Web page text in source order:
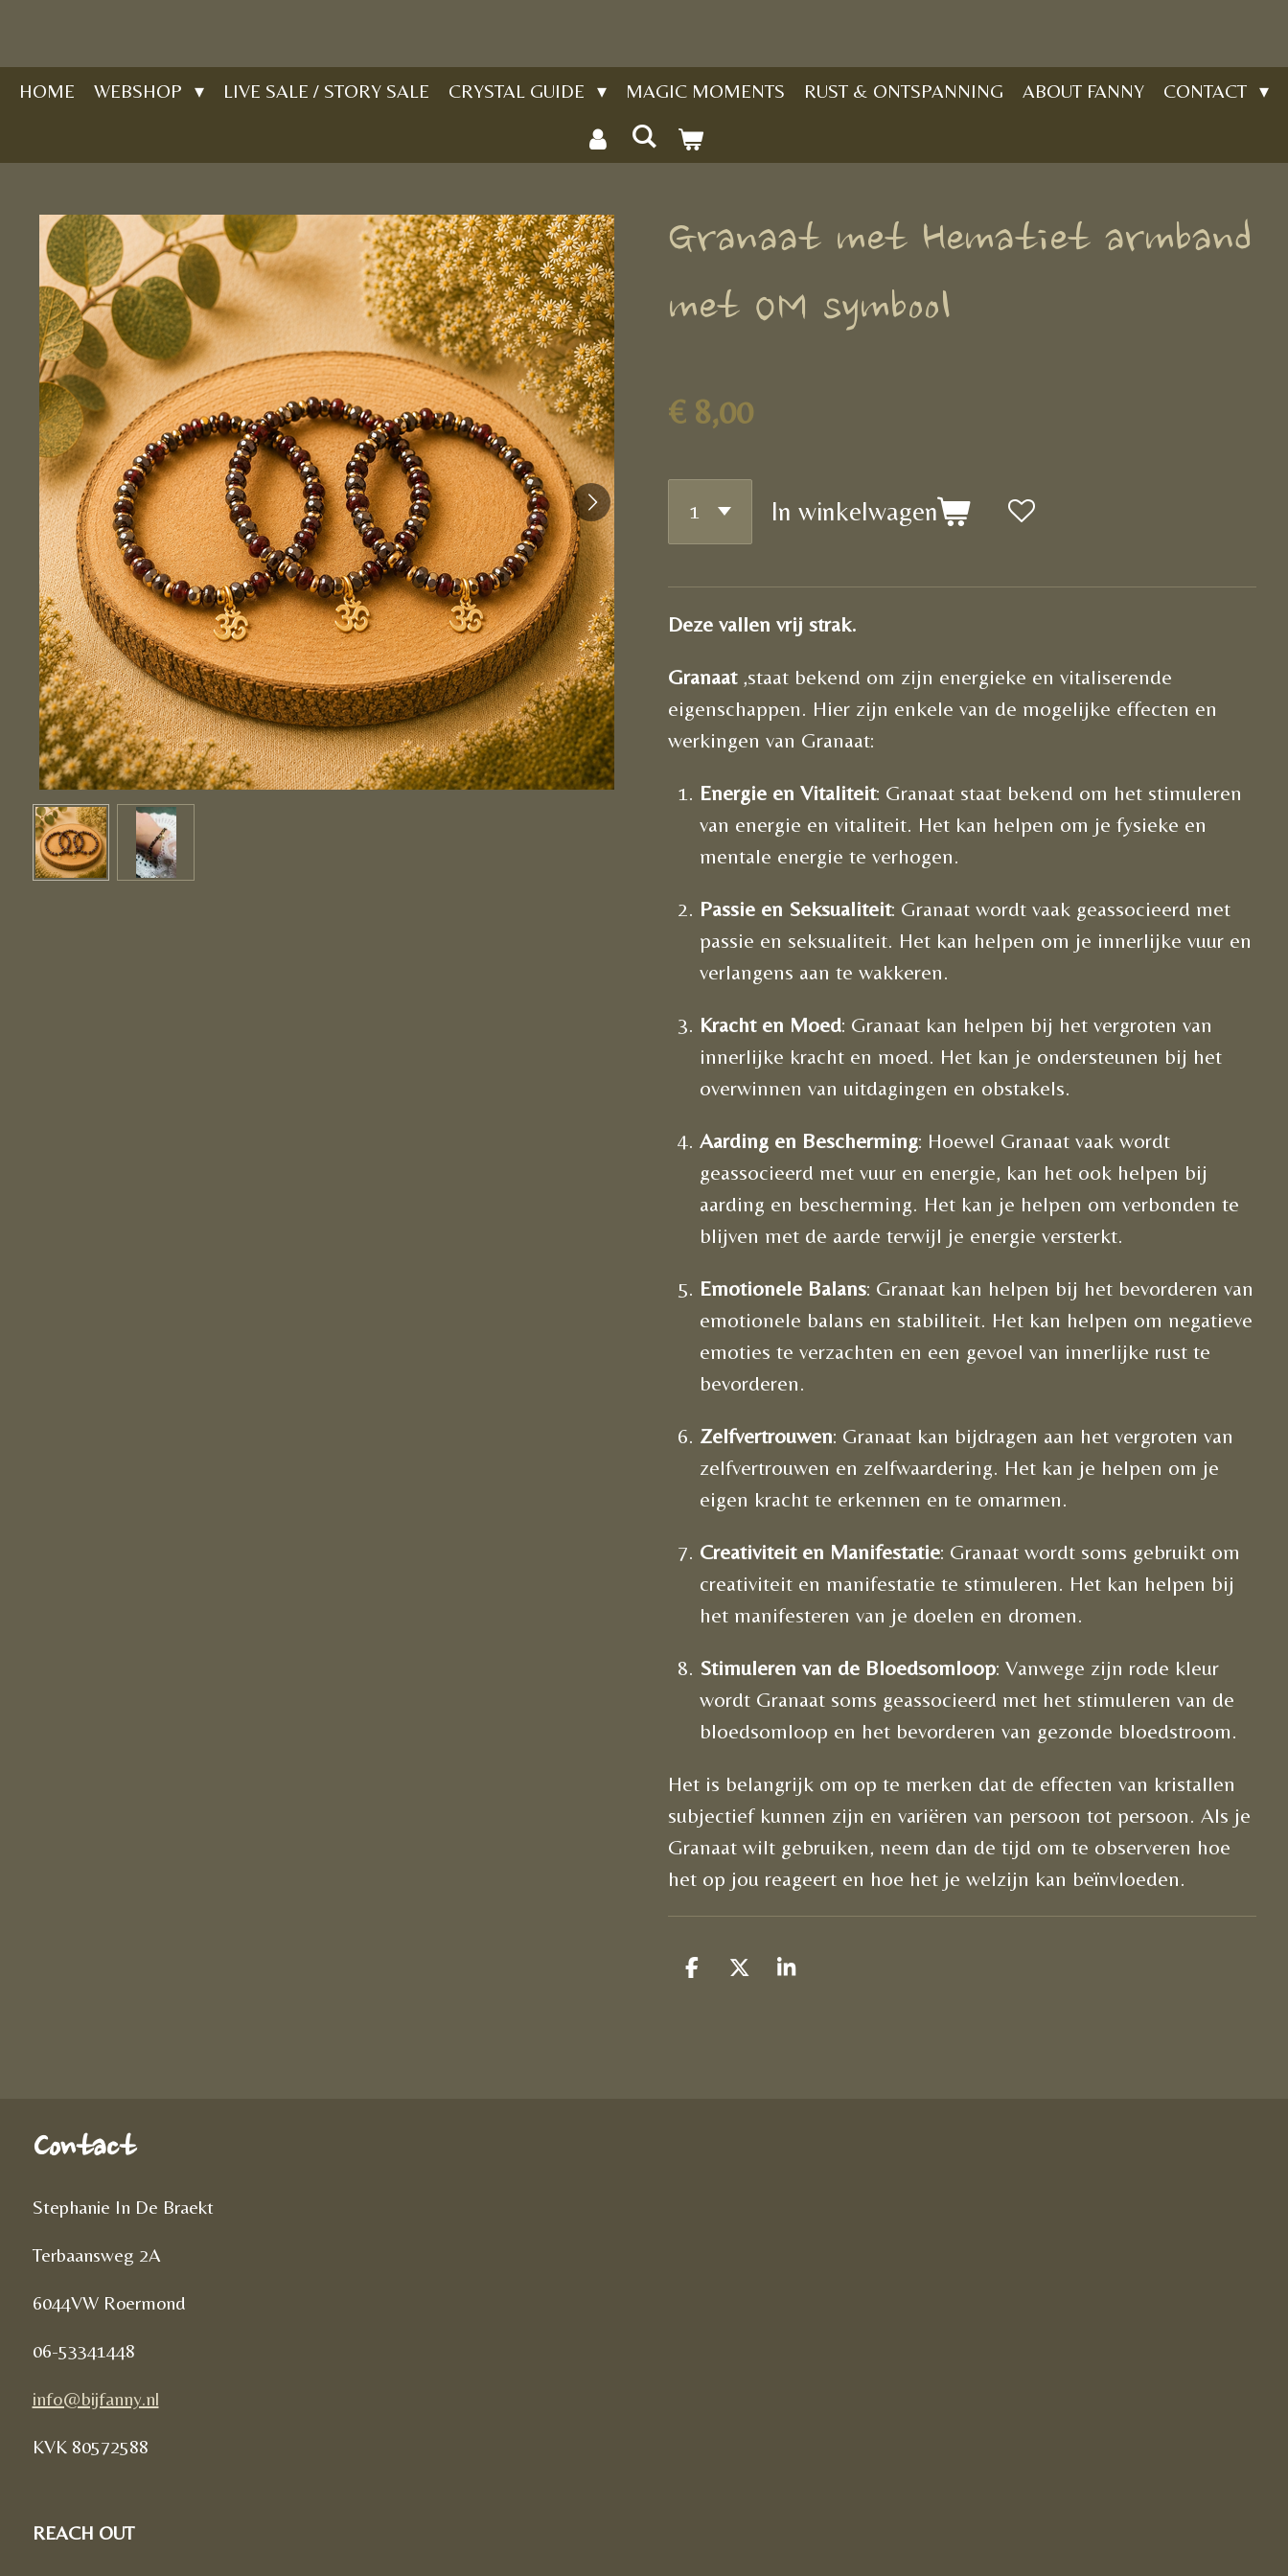
naar
HOME WEBSHOP LIVE SALE / STORY SALE CRYSTAL GUIDE MAGIC MOMENTS RUST & ONTSPANNING ABOUT FANNY CONTACT
Granaat met Hematiet armband
met OM symbool
€ 8,00
In winkelwagen
Deze vallen vrij strak.
Granaat,staat bekend om zijn energieke en vitaliserende
eigenschappen. Hier zijn enkele van de mogelijke effecten en
werkingen van Granaat:
Energie en Vitaliteit: Granaat staat bekend om het stimuleren
van energie en vitaliteit. Het kan helpen om je fysieke en
mentale energie te verhogen.
Passie en Seksualiteit: Granaat wordt vaak geassocieerd met
passie en seksualiteit. Het kan helpen om je innerlijke vuur en
verlangens aan te wakkeren.
Kracht en Moed: Granaat kan helpen bij het vergroten van
innerlijke kracht en moed. Het kan je ondersteunen bij het
overwinnen van uitdagingen en obstakels.
Aarding en Bescherming: Hoewel Granaat vaak wordt
geassocieerd met vuur en energie, kan het ook helpen bij
aarding en bescherming. Het kan je helpen om verbonden te
blijven met de aarde terwijl je energie versterkt.
Emotionele Balans: Granaat kan helpen bij het bevorderen van
emotionele balans en stabiliteit. Het kan helpen om negatieve
emoties te verzachten en een gevoel van innerlijke rust te
bevorderen.
Zelfvertrouwen: Granaat kan bijdragen aan het vergroten van
zelfvertrouwen en zelfwaardering. Het kan je helpen om je
eigen kracht te erkennen en te omarmen.
Creativiteit en Manifestatie: Granaat wordt soms gebruikt om
creativiteit en manifestatie te stimuleren. Het kan helpen bij
het manifesteren van je doelen en dromen.
Stimuleren van de Bloedsomloop: Vanwege zijn rode kleur
wordt Granaat soms geassocieerd met het stimuleren van de
bloedsomloop en het bevorderen van gezonde bloedstroom.
Het is belangrijk om op te merken dat de effecten van kristallen
subjectief kunnen zijn en variëren van persoon tot persoon. Als je
Granaat wilt gebruiken, neem dan de tijd om te observeren hoe
het op jou reageert en hoe het je welzijn kan beïnvloeden.
D
D
S
Contact
Stephanie In De Braekt
Terbaansweg 2A
6044VW Roermond
06-53341448
info@bijfanny.nl
KVK 80572588
REACH OUT